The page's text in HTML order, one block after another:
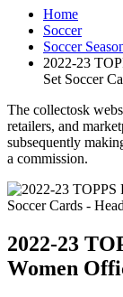
Home
Soccer
Soccer
2022-23
Set Soccer
The collectosk
retailers, and
subsequently
a commission.
2022-23
Women